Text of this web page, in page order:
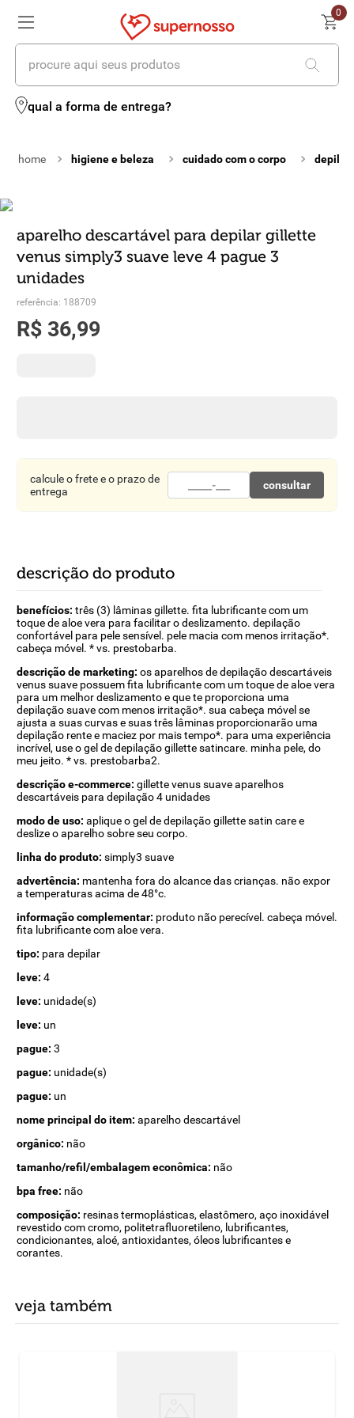
0
procure aqui seus produtos
qual a forma de entrega?
higiene e beleza cuidado com o corpo
aparelho descartável para depilar gillette
venus simply3 suave leve 4 pague 3
unidades
referência: 188709
R$ 36,99
calcule o frete e o prazo de
entrega
consultar
descrição do produto
benefícios: três (3) lâminas gillette. fita lubrificante com um
toque de aloe vera para facilitar o deslizamento. depilação
confortável para pele sensível. pele macia com menos irritação*.
cabeça móvel. * vs. prestobarba.
descrição de marketing: os aparelhos de depilação descartáveis
venus suave possuem fita lubrificante com um toque de aloe vera
para um melhor deslizamento e que te proporciona uma
depilação suave com menos irritação*. sua cabeça móvel se
ajusta a suas curvas e suas três lâminas proporcionarão uma
depilação rente e maciez por mais tempo*. para uma experiência
incrível, use o gel de depilação gillette satincare. minha pele, do
meu jeito. * vs. prestobarba2.
descrição e-commerce: gillette venus suave aparelhos
descartáveis para depilação 4 unidades
modo de uso: aplique o gel de depilação gillette satin care e
deslize o aparelho sobre seu corpo.
linha do produto: simply3 suave
advertência: mantenha fora do alcance das crianças. não expor
a temperaturas acima de 48°c.
informação complementar: produto não perecível. cabeça móvel.
fita lubrificante com aloe vera.
tipo: para depilar
leve: 4
leve: unidade(s)
leve: un
pague: 3
pague: unidade(s)
pague: un
nome principal do item: aparelho descartável
orgânico: não
tamanho/refil/embalagem econômica: não
bpa free: não
composição: resinas termoplásticas, elastômero, aço inoxidável
revestido com cromo, politetrafluoretileno, lubrificantes,
condicionantes, aloé, antioxidantes, óleos lubrificantes e
corantes.
veja também
termos mais buscados
2º leite
4 º iogurte
5 º vinhos
6 biscoito
7º queijo